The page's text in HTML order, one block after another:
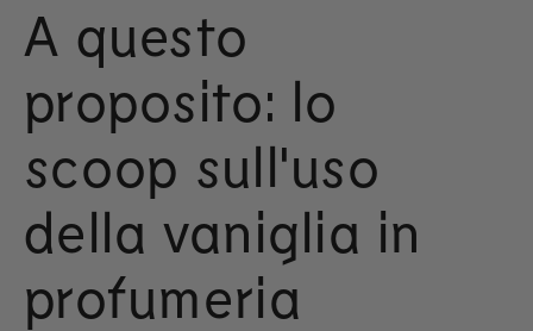
A questo
proposito: lo
scoop sull'uso
della vaniglia in
profumeria